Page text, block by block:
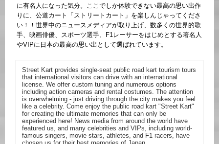
に有名人になった気分。ここでしか体験できない最高の思い出作
りに、公道カート「ストリートカート」を楽しんじゃってくださ
い！！世界中のニュースメディアが取り上げ、数多くの世界的歌
手、映画俳優、スポーツ選手、F1レーサーをはじめとする著名人
やVIPに日本の最高の思い出として選ばれています。
Street Kart provides single-seat public road kart tourism tours
that international visitors can drive with an international
license. We offer custom tuning and numerous options
including action cameras and rental costumes. The attention
is overwhelming - just driving through the city makes you feel
like a celebrity. Come enjoy the public road kart "Street Kart"
for creating the ultimate memories that can only be
experienced here! News media from around the world have
featured us, and many celebrities and VIPs, including world-
famous singers, movie stars, athletes, and F1 racers, have